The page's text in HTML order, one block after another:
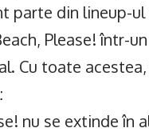
parte din lineup-ul
Please! într-
Cu toate
nu se extinde în